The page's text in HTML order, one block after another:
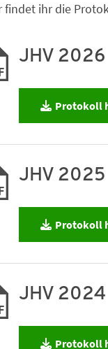
findet ihr die
JHV 2026
Protokoll
JHV 2025
Protokoll
JHV 2024
Protokoll